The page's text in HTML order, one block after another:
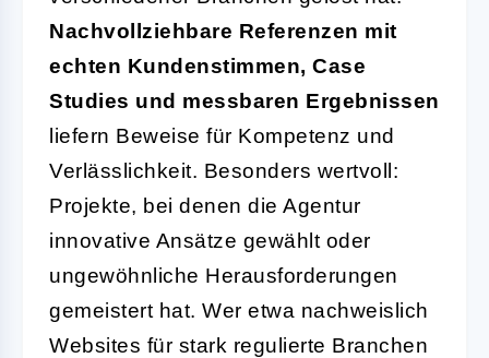
Nachvollziehbare Referenzen mit
echten Kundenstimmen, Case
Studies und messbaren Ergebnissen
liefern Beweise für Kompetenz und
Verlässlichkeit. Besonders wertvoll:
Projekte, bei denen die Agentur
innovative Ansätze gewählt oder
ungewöhnliche Herausforderungen
gemeistert hat. Wer etwa nachweislich
Websites für stark regulierte Branchen